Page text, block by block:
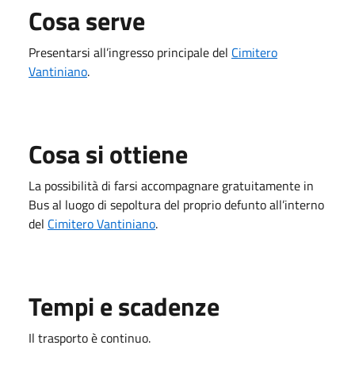
Cosa serve
Presentarsi all’ingresso principale del Cimitero
Vantiniano.
Cosa si ottiene
La possibilità di farsi accompagnare gratuitamente in
Bus al luogo di sepoltura del proprio defunto all’interno
del Cimitero Vantiniano.
Tempi e scadenze
Il trasporto è continuo.